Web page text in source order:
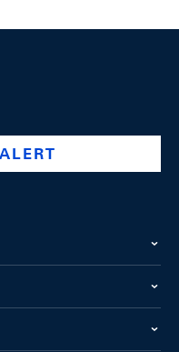
swiss-national-
@swissnationalbank